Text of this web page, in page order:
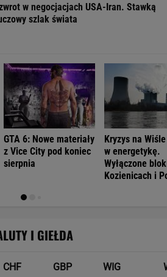
w negocjacjach USA-Iran. Stawką
szlak świata
GTA 6: Nowe materiały
z Vice City pod koniec
sierpnia
Kryzys na
w energetykę.
Wyłączone
Kozienicach i
I GIEŁDA
CHF
GBP
WIG